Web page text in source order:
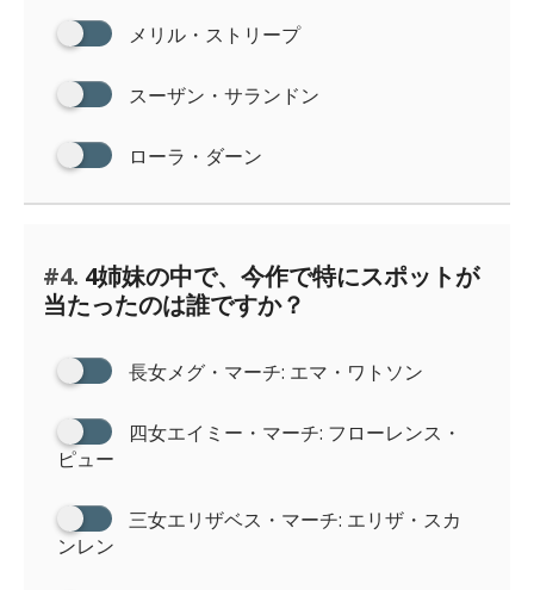
メリル・ストリープ
スーザン・サランドン
ローラ・ダーン
#4. 4姉妹の中で、今作で特にスポットが
当たったのは誰ですか？
長女メグ・マーチ: エマ・ワトソン
四女エイミー・マーチ: フローレンス・
ピュー
三女エリザベス・マーチ: エリザ・スカ
ンレン